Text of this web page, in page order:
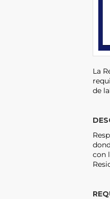
La
de
con